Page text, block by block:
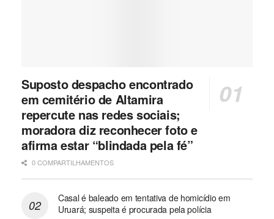
Suposto despacho encontrado
em cemitério de Altamira
repercute nas redes sociais;
moradora diz reconhecer foto e
afirma estar “blindada pela fé”
0 COMPARTILHAMENTOS
Casal é baleado em tentativa de homicídio em
Uruará; suspeita é procurada pela polícia